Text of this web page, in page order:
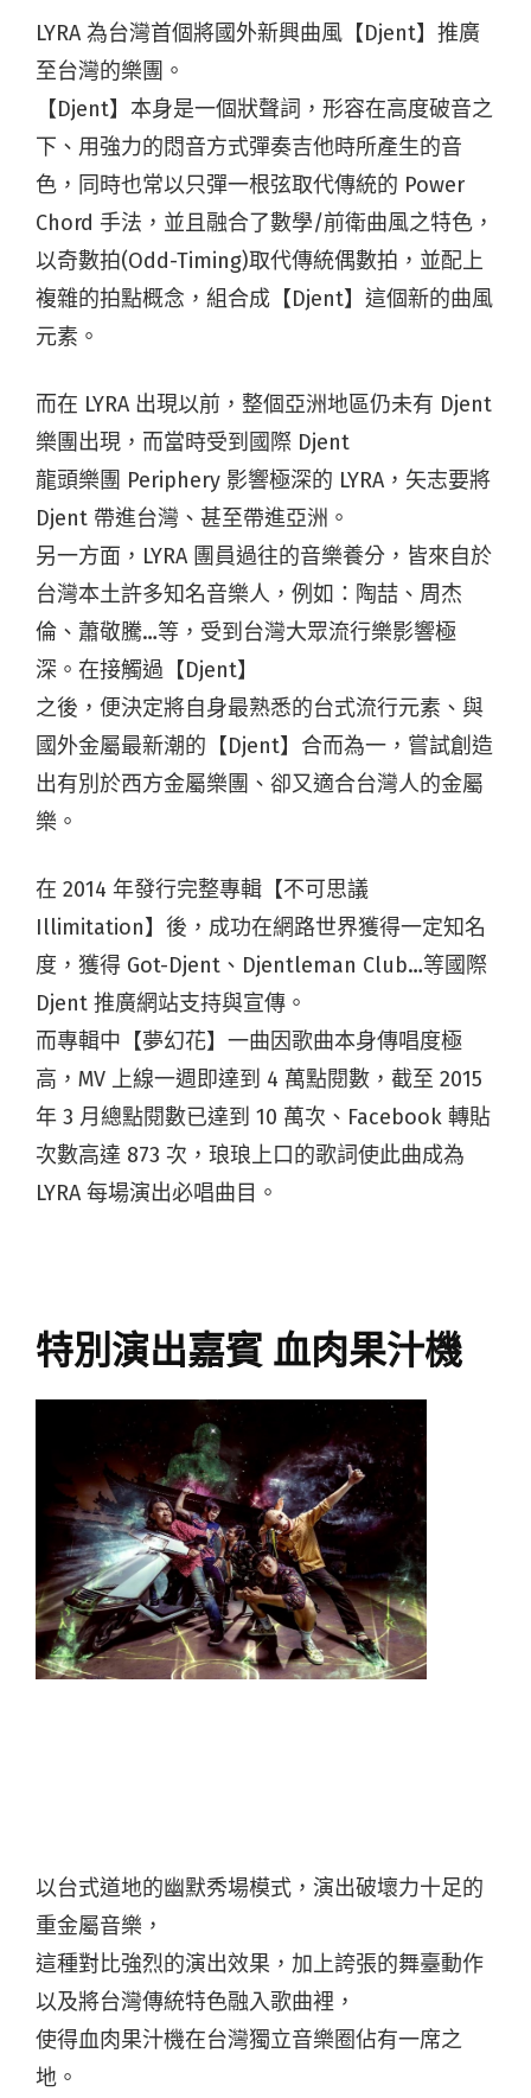
LYRA 為台灣首個將國外新興曲風【Djent】推廣
至台灣的樂團。
【Djent】本身是一個狀聲詞，形容在高度破音之
下、用強力的悶音方式彈奏吉他時所產生的音
色，同時也常以只彈一根弦取代傳統的 Power
Chord 手法，並且融合了數學/前衛曲風之特色，
以奇數拍(Odd-Timing)取代傳統偶數拍，並配上
複雜的拍點概念，組合成【Djent】這個新的曲風
元素。
而在 LYRA 出現以前，整個亞洲地區仍未有 Djent
樂團出現，而當時受到國際 Djent
龍頭樂團 Periphery 影響極深的 LYRA，矢志要將
Djent 帶進台灣、甚至帶進亞洲。
另一方面，LYRA 團員過往的音樂養分，皆來自於
台灣本土許多知名音樂人，例如：陶喆、周杰
倫、蕭敬騰…等，受到台灣大眾流行樂影響極
深。在接觸過【Djent】
之後，便決定將自身最熟悉的台式流行元素、與
國外金屬最新潮的【Djent】合而為一，嘗試創造
出有別於西方金屬樂團、卻又適合台灣人的金屬
樂。
在 2014 年發行完整專輯【不可思議
Illimitation】後，成功在網路世界獲得一定知名
度，獲得 Got-Djent、Djentleman Club…等國際
Djent 推廣網站支持與宣傳。
而專輯中【夢幻花】一曲因歌曲本身傳唱度極
高，MV 上線一週即達到 4 萬點閱數，截至 2015
年 3 月總點閱數已達到 10 萬次、Facebook 轉貼
次數高達 873 次，琅琅上口的歌詞使此曲成為
LYRA 每場演出必唱曲目。
特別演出嘉賓 血肉果汁機
以台式道地的幽默秀場模式，演出破壞力十足的
重金屬音樂，
這種對比強烈的演出效果，加上誇張的舞臺動作
以及將台灣傳統特色融入歌曲裡，
使得血肉果汁機在台灣獨立音樂圈佔有一席之
地。